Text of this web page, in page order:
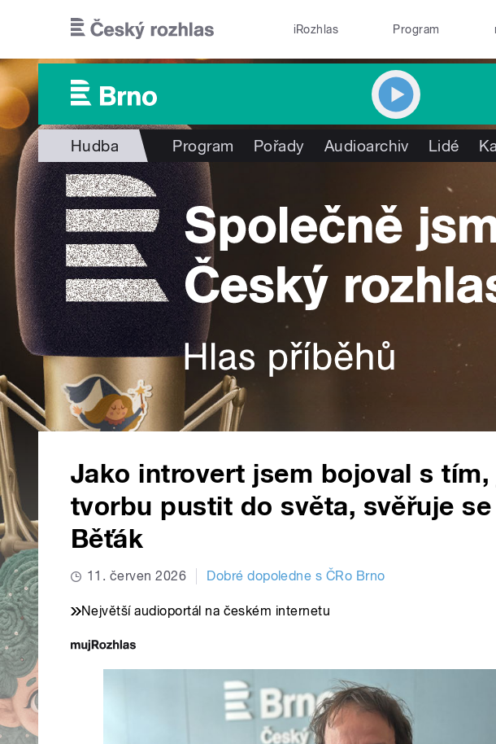
iRozhlas Program
Hudba Program Pořady Audioarchiv Lidé
Jako introvert jsem bojoval s
tvorbu pustit do světa, svěřuje
Běťák
11. červen 2026 Dobré dopoledne s ČRo Brno
Největší audioportál na českém internetu